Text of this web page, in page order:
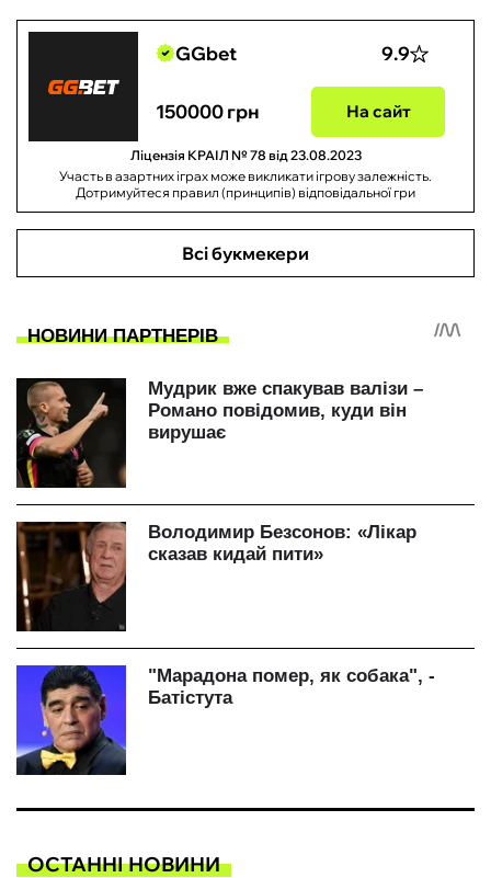
GGbet 9.9
150000 грн На сайт
Ліцензія КРАІЛ № 78 від 23.08.2023
Участь в азартних іграх може викликати ігрову залежність.
Дотримуйтеся правил (принципів) відповідальної гри
Всі букмекери
ОСТАННІ НОВИНИ